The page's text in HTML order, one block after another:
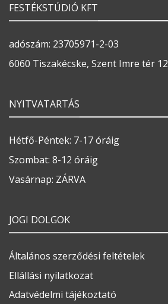
FESTÉKSTÚDIÓ KFT
adószám: 23705971-2-03
6060 Tiszakécske, Szent Imre tér 12
NYITVATARTÁS
Hétfő-Péntek: 7-17 óráig
Szombat: 8-12 óráig
Vasárnap: ZÁRVA
JOGI DOLGOK
Általános szerződési feltételek
Ellállási nyilatkozat
Adatvédelmi tájékoztató